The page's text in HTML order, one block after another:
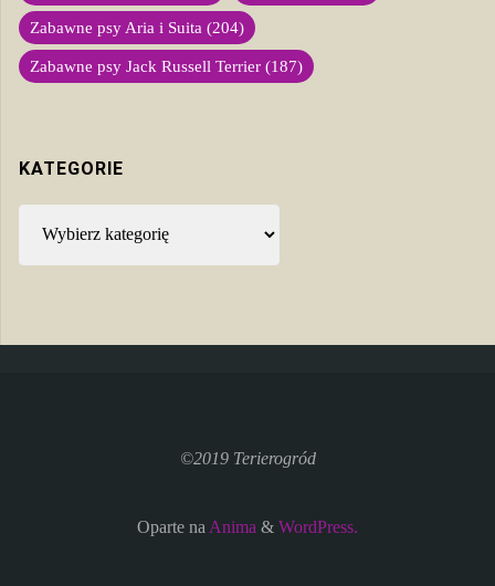
Zabawne psy Aria i Suita (204)
Zabawne psy Jack Russell Terrier (187)
KATEGORIE
©2019 Terierogród
Oparte naAnima & WordPress.